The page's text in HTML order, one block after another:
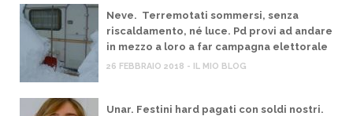
Neve. Terremotati sommersi, senza
riscaldamento, né luce. Pd provi ad andare
in mezzo a loro a far campagna elettorale
26 FEBBRAIO 2018 - IL MIO BLOG
Unar. Festini hard pagati con soldi nostri.